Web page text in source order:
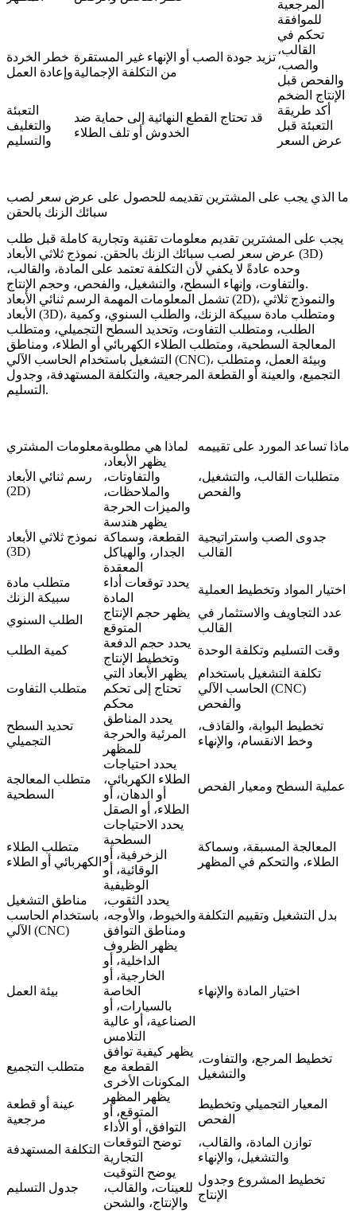
المرجعية
للموافقة
خطر الخردة
وإعادة العمل
تزيد جودة الصب أو الإنهاء غير المستقرة
من التكلفة الإجمالية
تحكم في
القالب،
والصب،
والفحص قبل
الإنتاج الضخم
التعبئة
والتغليف
والتسليم
قد تحتاج القطع النهائية إلى حماية ضد
الخدوش أو تلف الطلاء
أكد طريقة
التعبئة قبل
عرض السعر
ما الذي يجب على المشترين تقديمه للحصول على عرض سعر لصب
سبائك الزنك بالحقن
يجب على المشترين تقديم معلومات تقنية وتجارية كاملة قبل طلب
عرض سعر لصب سبائك الزنك بالحقن. نموذج ثلاثي الأبعاد (3D)
وحده عادةً لا يكفي لأن التكلفة تعتمد على المادة، والقالب،
والتفاوت، وإنهاء السطح، والتشغيل، والفحص، وحجم الإنتاج.
تشمل المعلومات المهمة الرسم ثنائي الأبعاد (2D)، والنموذج ثلاثي
الأبعاد (3D)، ومتطلب مادة سبيكة الزنك، والطلب السنوي، وكمية
الطلب، ومتطلب التفاوت، وتحديد السطح التجميلي، ومتطلب
المعالجة السطحية، ومتطلب الطلاء الكهربائي أو الطلاء، ومناطق
التشغيل باستخدام الحاسب الآلي (CNC)، وبيئة العمل، ومتطلب
التجميع، والعينة أو القطعة المرجعية، والتكلفة المستهدفة، وجدول
التسليم.
معلومات المشتريلماذا هي مطلوبة ماذا تساعد المورد على تقييمه
رسم ثنائي الأبعاد
(2D)
يظهر الأبعاد،
والتفاوتات،
والملاحظات،
والميزات الحرجة
متطلبات القالب، والتشغيل،
والفحص
نموذج ثلاثي الأبعاد
(3D)
يظهر هندسة
القطعة، وسماكة
الجدار، والهياكل
المعقدة
جدوى الصب واستراتيجية
القالب
متطلب مادة
سبيكة الزنك
يحدد توقعات أداء
المادة
اختيار المواد وتخطيط العملية
الطلب السنوي
يظهر حجم الإنتاج
المتوقع
عدد التجاويف والاستثمار في
القالب
كمية الطلب
يحدد حجم الدفعة
وتخطيط الإنتاج
وقت التسليم وتكلفة الوحدة
متطلب التفاوت
يظهر الأبعاد التي
تحتاج إلى تحكم
محكم
تكلفة التشغيل باستخدام
الحاسب الآلي (CNC)
والفحص
تحديد السطح
التجميلي
يحدد المناطق
المرئية والحرجة
للمظهر
تخطيط البوابة، والقاذف،
وخط الانقسام، والإنهاء
متطلب المعالجة
السطحية
يحدد احتياجات
الطلاء الكهربائي،
أو الدهان، أو
الطلاء، أو الصقل
عملية السطح ومعيار الفحص
متطلب الطلاء
الكهربائي أو الطلاء
يحدد الاحتياجات
السطحية
الزخرفية، أو
الوقائية، أو
الوظيفية
المعالجة المسبقة، وسماكة
الطلاء، والتحكم في المظهر
مناطق التشغيل
باستخدام الحاسب
الآلي (CNC)
يحدد الثقوب،
والخيوط، والأوجه،
ومناطق التوافق
بدل التشغيل وتقييم التكلفة
بيئة العمل
يظهر الظروف
الداخلية، أو
الخارجية، أو
الخاصة
بالسيارات، أو
الصناعية، أو عالية
التلامس
اختيار المادة والإنهاء
متطلب التجميع
يظهر كيفية توافق
القطعة مع
المكونات الأخرى
تخطيط المرجع، والتفاوت،
والتشغيل
عينة أو قطعة
مرجعية
يظهر المظهر
المتوقع، أو
التوافق، أو الأداء
المعيار التجميلي وتخطيط
الفحص
التكلفة المستهدفة
توضح التوقعات
التجارية
توازن المادة، والقالب،
والتشغيل، والإنهاء
جدول التسليم
يوضح التوقيت
للعينات، والقالب،
والإنتاج، والشحن
تخطيط المشروع وجدول
الإنتاج